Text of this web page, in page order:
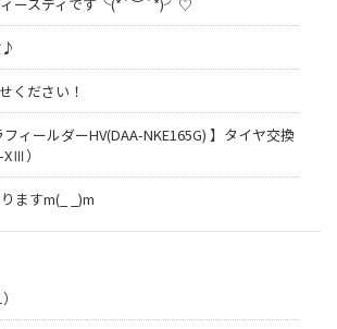
♪
ください！
フィールダーHV(DAA-NKE165G) 】タイヤ交換
）
ますm(_ _)m